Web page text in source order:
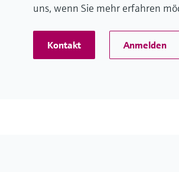
uns, wenn Sie mehr erfahren
Kontakt Anmelden